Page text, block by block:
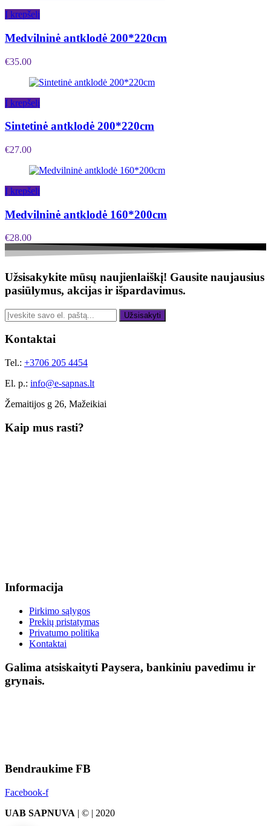
Į krepšelį
Medvilninė antklodė 200*220cm
€35.00
Į krepšelį
Sintetinė antklodė 200*220cm
€27.00
Į krepšelį
Medvilninė antklodė 160*200cm
€28.00
Užsisakykite mūsų naujienlaiškį! Gausite naujausius
pasiūlymus, akcijas ir išpardavimus.
Užsisakyti
Kontaktai
Tel.: +3706 205 4454
El. p.: info@e-sapnas.lt
Žemaitijos g 26, Mažeikiai
Kaip mus rasti?
Informacija
Pirkimo sąlygos
Prekių pristatymas
Privatumo politika
Kontaktai
Galima atsiskaityti Paysera, bankiniu pavedimu ir
grynais.
Bendraukime FB
Facebook-f
UAB SAPNUVA | © | 2020